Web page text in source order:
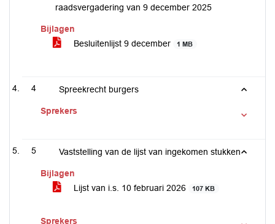
raadsvergadering van 9 december 2025
Bijlagen
Besluitenlijst 9 december
1 MB
4 Spreekrecht burgers
Sprekers
5 Vaststelling van de lijst van ingekomen stukken
Bijlagen
Lijst van i.s. 10 februari 2026
107 KB
Sprekers